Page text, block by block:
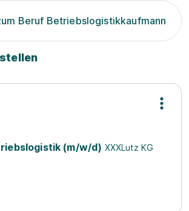
Beruf Betriebslogistikkaufmann
(m/w/d) XXXLutz KG